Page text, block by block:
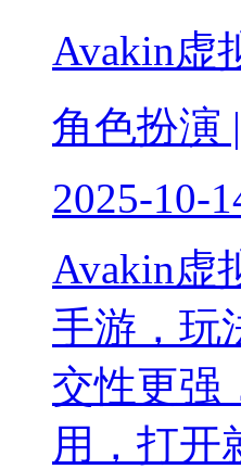
Avakin虚
角色扮演
2025-10-
Avakin虚
手游，玩
交性更强
用，打开